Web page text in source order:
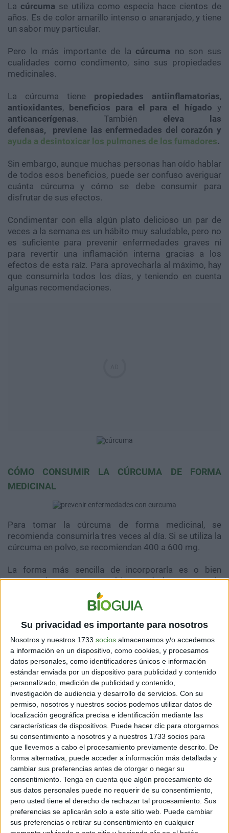
Su privacidad es importante para nosotros
Nosotros y nuestros 1733 socios almacenamos y/o accedemos
a información en un dispositivo, como cookies, y procesamos
datos personales, como identificadores únicos e información
estándar enviada por un dispositivo para publicidad y contenido
personalizado, medición de publicidad y contenido,
investigación de audiencia y desarrollo de servicios. Con su
permiso, nosotros y nuestros socios podemos utilizar datos de
localización geográfica precisa e identificación mediante las
características de dispositivos. Puede hacer clic para otorgarnos
su consentimiento a nosotros y a nuestros 1733 socios para
que llevemos a cabo el procesamiento previamente descrito. De
forma alternativa, puede acceder a información más detallada y
cambiar sus preferencias antes de otorgar o negar su
consentimiento. Tenga en cuenta que algún procesamiento de
sus datos personales puede no requerir de su consentimiento,
pero usted tiene el derecho de rechazar tal procesamiento. Sus
preferencias se aplicarán solo a este sitio web. Puede cambiar
sus preferencias o retirar su consentimiento en cualquier
La cúrcuma se utiliza como especia hace cientos de
años. Es de color amarillo intenso o anaranjado, y tiene
un sabor muy particular.
Pero lo más importante de la cúrcuma no son sus
cualidades como condimento, sino sus propiedades
medicinales.
La cúrcuma tiene propiedades antiinflamatorias,
antioxidantes, beneficios para el para el hígado y
anticancerígenas. También eleva las
defensas,
previene las enfermedades del corazón y
ayuda a desintoxicar los pulmones de los fumadores.
Sin embargo, aunque muchas personas han oído hablar
de todos esos beneficios, puede ser confuso averiguar
cuánta cúrcuma y cómo se debe consumir para
disfrutar de sus efectos.
Condimentar con ella algún plato delicioso un par de
veces a la semana es un hábito muy saludable, pero no
es suficiente para prevenir enfermedades graves ni
para revertir una inflamación interna gracias a los
efectos de esta raíz. Para aprovecharla al máximo, hay
que consumirla todos los días, y teniendo en cuenta
algunas recomendaciones.
CÓMO CONSUMIR LA CÚRCUMA DE FORMA
MEDICINAL
Para tomar la cúrcuma de forma medicinal, se
recomienda consumirla tres veces al día. Si se utiliza la
cúrcuma en polvo, se recomiendan 400 a 600 mg.
La forma más sencilla de incorporarla es o bien
preparando un té, que también puede hacerse con la
raíz (en ese caso, se recomienda consumir entre 1,5 y 3
gramos de raíz al día), o bien agregando una
o preparando unalimonada de cúrcuma.
Consumirla tres veces al día de esa manera ya tendrá
un efecto que puede ser notorio, y cumplirá una función
preventiva. Pero si se quieren aprovechar sus
propiedades realmente al máximo, y tomarse como
tratamiento, por ejemplo, para revertir un proceso
inflamatorio, hay que hacer aun unos ajustes más.